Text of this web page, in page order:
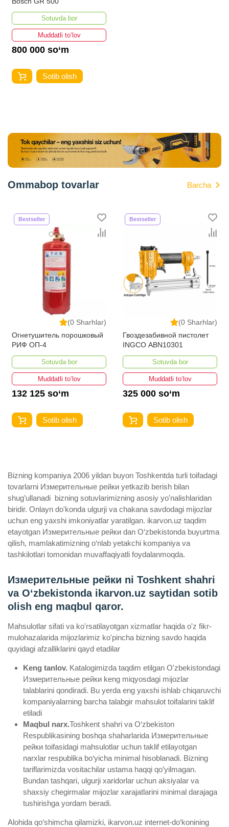
Sotuvda bor
Muddatli to‘lov
800 000 so‘m
Sotib olish
Ommabop tovarlar Barcha
(0 Sharhlar)
Bestseller
Огнетушитель порошковый
РИФ ОП-4
Sotuvda bor
Muddatli to‘lov
132 125 so‘m
Sotib olish
(0 Sharhlar)
Bestseller
Гвоздезабивной пистолет
INGCO ABN10301
Sotuvda bor
Muddatli to‘lov
325 000 so‘m
Sotib olish
Bizning kompaniya 2006 yildan buyon Toshkentda turli toifadagi
tovarlarni Измерительные рейки yetkazib berish bilan
shug’ullanadi ­ bizning sotuvlarimizning asosiy yo'nalishlaridan
biridir. Onlayn do'konda ulgurji va chakana savdodagi mijozlar
uchun eng yaxshi imkoniyatlar yaratilgan. ikarvon.uz taqdim
etayotgan Измерительные рейки dan O‘zbekistonda buyurtma
qilish, mamlakatimizning o‘nlab yetakchi kompaniya va
tashkilotlari tomonidan muvaffaqiyatli foydalanmoqda.
Измерительные рейки ni Toshkent shahri
va Oʻzbekistonda ikarvon.uz saytidan sotib
olish eng maqbul qaror.
Mahsulotlar sifati va ko'rsatilayotgan xizmatlar haqida o'z fikr-
mulohazalarida mijozlarimiz ko'pincha bizning savdo haqida
quyidagi afzalliklarini qayd etadilar
Keng tanlov. Katalogimizda taqdim etilgan O'zbekistondagi
Измерительные рейки keng miqyosdagi mijozlar
talablarini qondiradi. Bu yerda eng yaxshi ishlab chiqaruvchi
kompaniyalarning barcha talabgir mahsulot toifalarini taklif
etiladi
Maqbul narx.Toshkent shahri va O‘zbekiston
Respublikasining boshqa shaharlarida Измерительные
рейки toifasidagi mahsulotlar uchun taklif etilayotgan
narxlar respublika bo‘yicha minimal hisoblanadi. Bizning
tariflarimizda vositachilar ustama haqqi qo’yilmagan.
Bundan tashqari, ulgurji xaridorlar uchun aksiyalar va
shaxsiy chegirmalar mijozlar xarajatlarini minimal darajaga
tushirishga yordam beradi.
Alohida qo‘shimcha qilamizki, ikarvon.uz internet-do‘konining